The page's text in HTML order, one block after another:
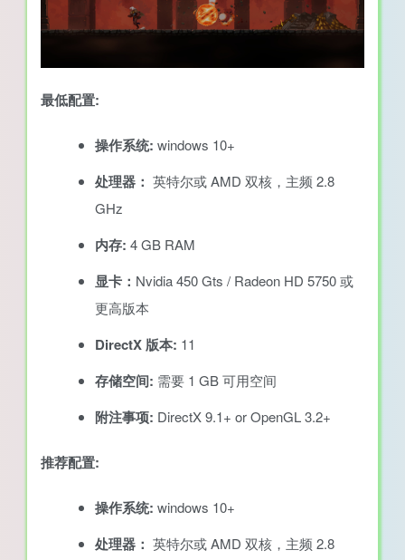
最低配置:
操作系统: windows 10+
处理器： 英特尔或 AMD 双核，主频 2.8
GHz
内存: 4 GB RAM
显卡： Nvidia 450 Gts / Radeon HD 5750 或
更高版本
DirectX 版本: 11
存储空间: 需要 1 GB 可用空间
附注事项: DirectX 9.1+ or OpenGL 3.2+
推荐配置:
操作系统: windows 10+
处理器： 英特尔或 AMD 双核，主频 2.8